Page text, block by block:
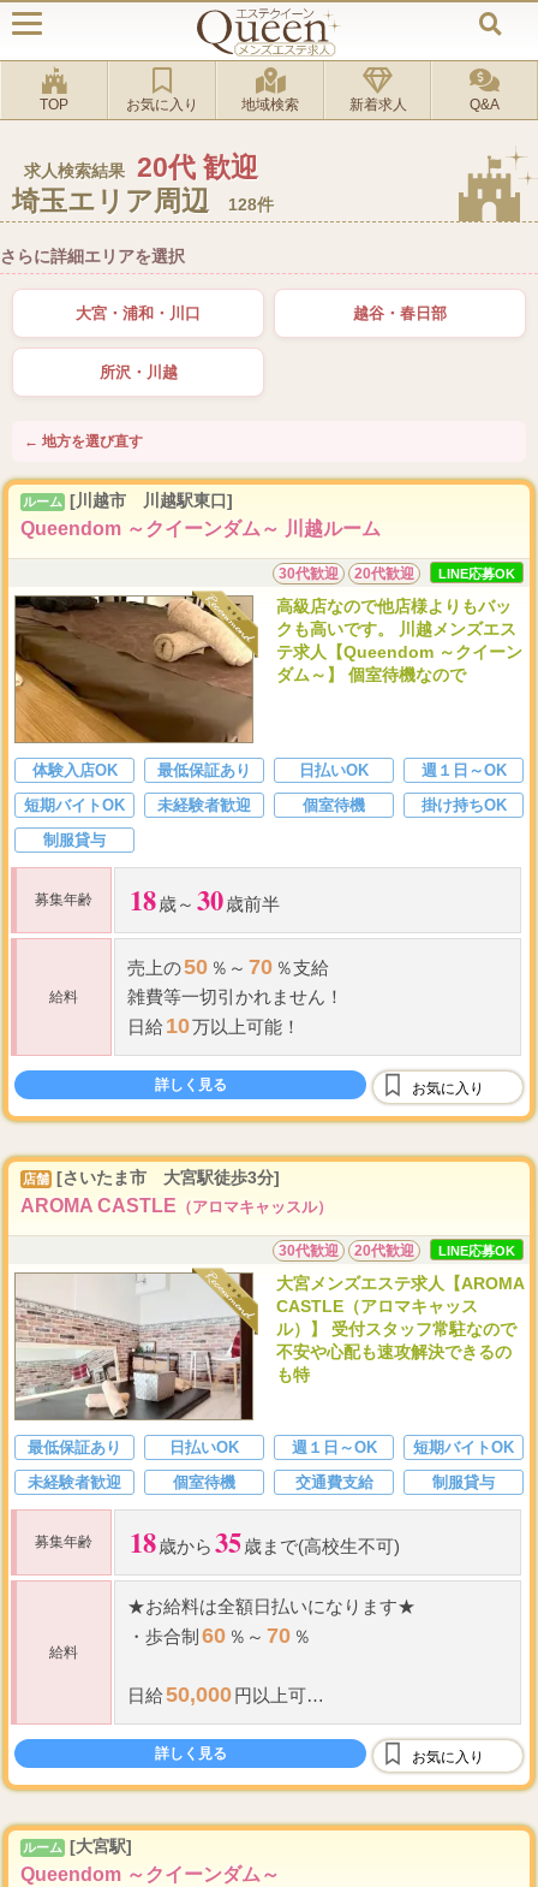
TOP お気に入り 地域検索 新着求人 Q&A
求人検索結果
20代 歓迎
埼玉エリア周辺
128件
さらに詳細エリアを選択
大宮・浦和・川口 越谷・春日部
所沢・川越
← 地方を選び直す
ルーム [川越市 川越駅東口]
Queendom ～クイーンダム～ 川越ルーム
30代歓迎 20代歓迎 LINE応募OK
高級店なので他店様よりもバッ
クも高いです。 川越メンズエス
テ求人【Queendom ～クイーン
ダム～】 個室待機なので
体験入店OK 最低保証あり 日払いOK
週１日～OK
短期バイトOK
未経験者歓迎 個室待機
掛け持ちOK
制服貸与
募集年齢 18歳～ 30歳前半
給料
売上の50 ％～ 70 ％支給
雑費等一切引かれません！
日給10万以上可能！
詳しく見る お気に入り
店舗 [さいたま市 大宮駅徒歩3分]
AROMA CASTLE （アロマキャッスル）
30代歓迎 20代歓迎 LINE応募OK
大宮メンズエステ求人【AROMA
CASTLE（アロマキャッス
ル）】 受付スタッフ常駐なので
不安や心配も速攻解決できるの
も特
最低保証あり 日払いOK 週１日～OK
短期バイトOK
未経験者歓迎
個室待機 交通費支給 制服貸与
募集年齢 18歳から 35歳まで(高校生不可)
給料
★お給料は全額日払いになります★
・ 歩合制 60 ％～ 70 ％
日給50,000円以上可
10日勤務で30～40万円以上可
日勤務で
※本指名(100％バック)
※最低
詳しく見る お気に入り
ルーム [大宮駅]
Queendom ～クイーンダム～